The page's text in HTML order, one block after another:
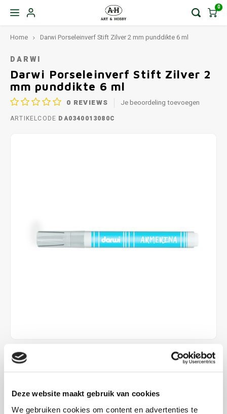
Deze website maakt gebruik van cookies
We gebruiken cookies om content en advertenties te
0
Home Darwi Porseleinverf Stift Zilver 2 mm punddikte 6 ml
DARWI
Darwi Porseleinverf Stift Zilver 2
mm punddikte 6 ml
0 REVIEWS Je beoordeling toevoegen
ARTIKELCODE DA0340013080C
€4,45
Lees meer